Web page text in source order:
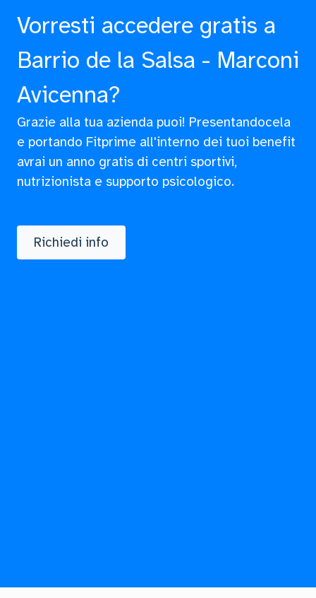
Vorresti accedere gratis a
Barrio de la Salsa - Marconi
Avicenna?
Grazie alla tua azienda puoi! Presentandocela
e portando Fitprime all'interno dei tuoi benefit
avrai un anno gratis di centri sportivi,
nutrizionista e supporto psicologico.
Richiedi info